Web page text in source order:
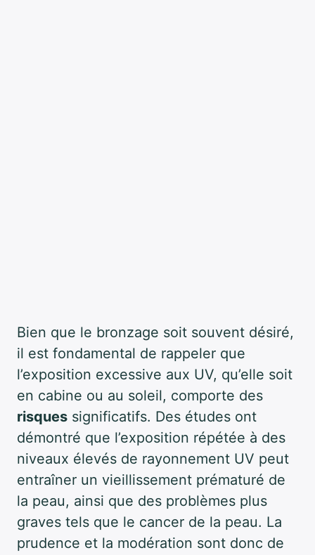
Bien que le bronzage soit souvent désiré,
il est fondamental de rappeler que
l’exposition excessive aux UV, qu’elle soit
en cabine ou au soleil, comporte des
risques significatifs. Des études ont
démontré que l’exposition répétée à des
niveaux élevés de rayonnement UV peut
entraîner un vieillissement prématuré de
la peau, ainsi que des problèmes plus
graves tels que le cancer de la peau. La
prudence et la modération sont donc de